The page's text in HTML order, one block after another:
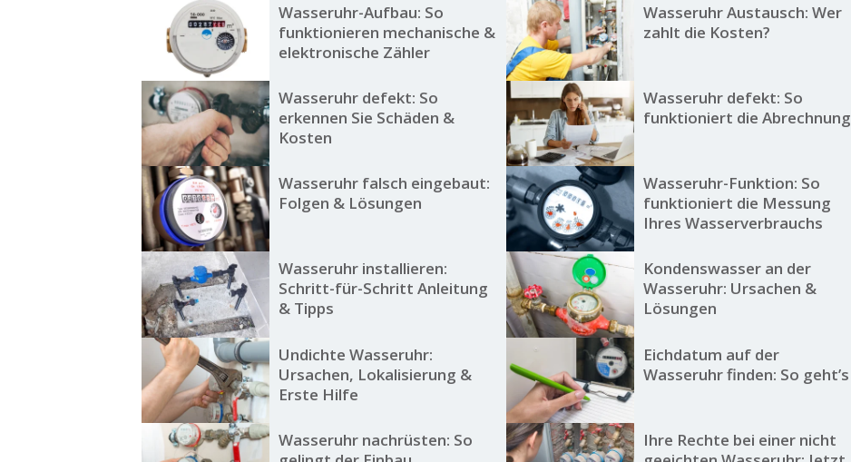
Wasseruhr-Aufbau: So
funktionieren mechanische &
elektronische Zähler
Wasseruhr Austausch: Wer
zahlt die Kosten?
Wasseruhr defekt: So
erkennen Sie Schäden &
Kosten
Wasseruhr defekt: So
funktioniert die Abrechnung
Wasseruhr falsch eingebaut:
Folgen & Lösungen
Wasseruhr-Funktion: So
funktioniert die Messung
Ihres Wasserverbrauchs
Wasseruhr installieren:
Schritt-für-Schritt Anleitung
& Tipps
Kondenswasser an der
Wasseruhr: Ursachen &
Lösungen
Undichte Wasseruhr:
Ursachen, Lokalisierung &
Erste Hilfe
Eichdatum auf der
Wasseruhr finden: So geht’s
Wasseruhr nachrüsten: So
Ihre Rechte bei einer nicht